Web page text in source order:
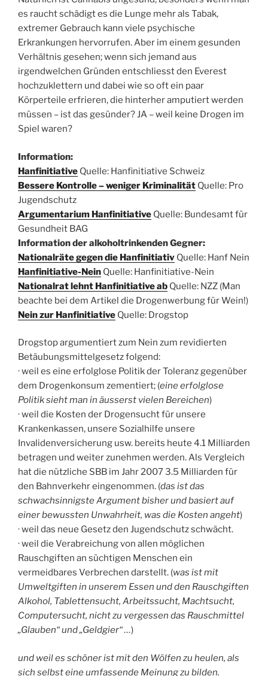
es raucht schädigt es die Lunge mehr als Tabak,
extremer Gebrauch kann viele psychische
Erkrankungen hervorrufen. Aber im einem gesunden
Verhältnis gesehen; wenn sich jemand aus
irgendwelchen Gründen entschliesst den Everest
hochzuklettern und dabei wie so oft ein paar
Körperteile erfrieren, die hinterher amputiert werden
müssen – ist das gesünder? JA – weil keine Drogen im
Spiel waren?
Information:
Hanfinitiative Quelle: Hanfinitiative Schweiz
Bessere Kontrolle – weniger Kriminalität Quelle: Pro
Jugendschutz
Argumentarium Hanfinitiative Quelle: Bundesamt für
Gesundheit BAG
Information der alkoholtrinkenden Gegner:
Nationalräte gegen die Hanfinitiativ Quelle: Hanf Nein
Hanfinitiative-Nein Quelle: Hanfinitiative-Nein
Nationalrat lehnt Hanfinitiative ab Quelle: NZZ (Man
beachte bei dem Artikel die Drogenwerbung für Wein!)
Nein zur Hanfinitiative Quelle: Drogstop
Drogstop argumentiert zum Nein zum revidierten
Betäubungsmittelgesetz folgend:
· weil es eine erfolglose Politik der Toleranz gegenüber
dem Drogenkonsum zementiert; (eine erfolglose
Politik sieht man in äusserst vielen Bereichen)
· weil die Kosten der Drogensucht für unsere
Krankenkassen, unsere Sozialhilfe unsere
Invalidenversicherung usw. bereits heute 4.1 Milliarden
betragen und weiter zunehmen werden. Als Vergleich
hat die nützliche SBB im Jahr 2007 3.5 Milliarden für
den Bahnverkehr eingenommen. (das ist das
schwachsinnigste Argument bisher und basiert auf
einer bewussten Unwahrheit, was die Kosten angeht)
· weil das neue Gesetz den Jugendschutz schwächt.
· weil die Verabreichung von allen möglichen
Rauschgiften an süchtigen Menschen ein
vermeidbares Verbrechen darstellt. (was ist mit
Umweltgiften in unserem Essen und den Rauschgiften
Alkohol, Tablettensucht, Arbeitssucht, Machtsucht,
Computersucht, nicht zu vergessen das Rauschmittel
„Glauben“ und „Geldgier“ …)
und weil es schöner ist mit den Wölfen zu heulen, als
sich selbst eine umfassende Meinung zu bilden.